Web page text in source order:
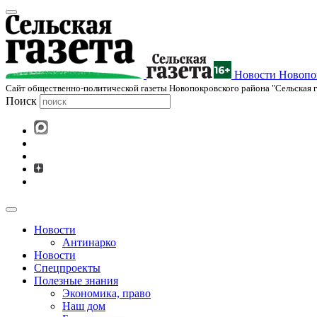
Новости
Cайт общественно-политической газеты Новопокровского района "Сельская
Поиск
Новости
Антинарко
Новости
Спецпроекты
Полезные знания
Экономика, право
Наш дом